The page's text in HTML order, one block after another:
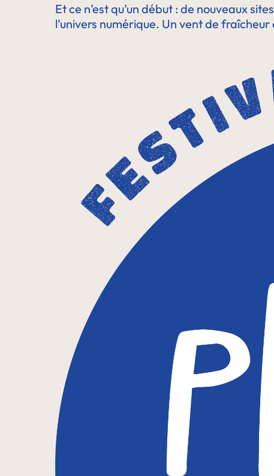
Et ce n’est qu’un début : de nouveaux
l’univers numérique. Un vent de